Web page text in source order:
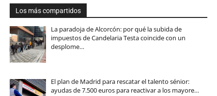
Los más compartidos
La paradoja de Alcorcón: por qué la subida de
impuestos de Candelaria Testa coincide con un
desplome…
El plan de Madrid para rescatar el talento sénior:
ayudas de 7.500 euros para reactivar a los mayore…